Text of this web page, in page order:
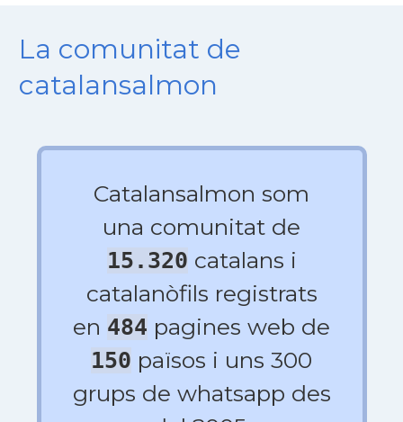
La comunitat de
catalansalmon
Catalansalmon som
una comunitat de
15.320 catalans i
catalanòfils registrats
en 484 pagines web de
150 països i uns 300
grups de whatsapp des